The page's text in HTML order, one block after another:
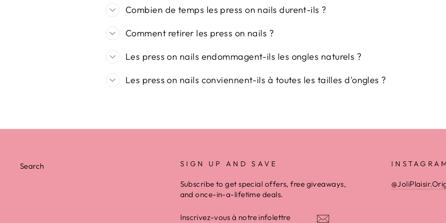
Combien de temps les press on nails durent-ils ?
Comment retirer les press on nails ?
Les press on nails endommagent-ils les ongles naturels ?
Les press on nails conviennent-ils à toutes les tailles d'ongles ?
Search SIGN UP AND SAVE
Subscribe to get special offers, free giveaways,
and once-in-a-lifetime deals.
VOUS
INSTAGRAM